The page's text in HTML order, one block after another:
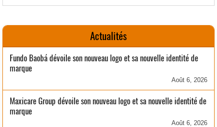
Actualités
Fundo Baobá dévoile son nouveau logo et sa nouvelle identité de
marque
Août 6, 2026
Maxicare Group dévoile son nouveau logo et sa nouvelle identité de
marque
Août 6, 2026